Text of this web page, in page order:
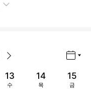
13
수
14
목
15
금